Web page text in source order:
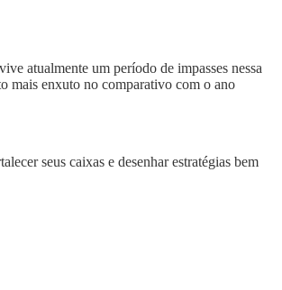
atualmente um período de impasses nessa
mais enxuto no comparativo com o ano
seus caixas e desenhar estratégias bem